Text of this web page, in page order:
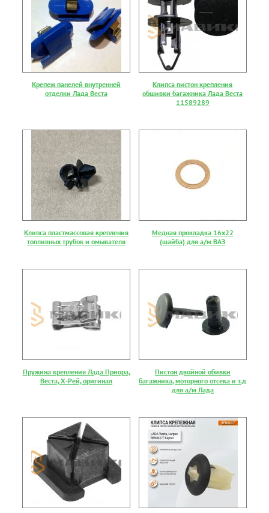
Крепеж панелей внутренней
отделки Лада Веста
Клипса пистон крепления
обшивки багажника Лада Веста
11589289
Клипса пластмассовая крепления
топливных трубок и омывателя
Медная прокладка 16х22
(шайба) для а/м ВАЗ
Пружина крепления Лада Приора,
Веста, Х-Рей, оригинал
Пистон двойной обивки
багажника, моторного отсека и т.д
для а/м Лада